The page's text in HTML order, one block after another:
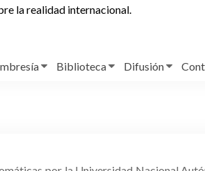
la realidad internacional.
Biblioteca Difusión